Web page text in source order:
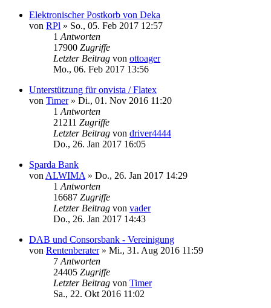
Elektronischer Postkorb von Deka
von RPl » So., 05. Feb 2017 12:57
1 Antworten
17900 Zugriffe
Letzter Beitrag von ottoager
Mo., 06. Feb 2017 13:56
Unterstützung für onvista / Flatex
von Timer» Di., 01. Nov 2016 11:20
1 Antworten
21211 Zugriffe
Letzter Beitrag von driver4444
Do., 26. Jan 2017 16:05
Sparda Bank
von ALWIMA » Do., 26. Jan 2017 14:29
1 Antworten
16687 Zugriffe
Letzter Beitrag von vader
Do., 26. Jan 2017 14:43
DAB und Consorsbank - Vereinigung
von Rentenberater» Mi., 31. Aug 2016 11:59
7 Antworten
24405 Zugriffe
Letzter Beitrag von Timer
Sa., 22. Okt 2016 11:02